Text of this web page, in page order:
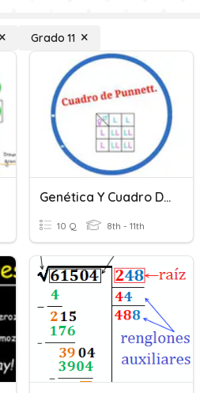
Grado 11
Genética Y Cuadro De Punnett
10 Q 8th - 11th